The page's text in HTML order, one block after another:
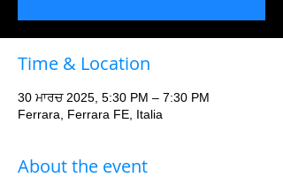
Time & Location
30 ਮਾਰਚ 2025, 5:30 PM – 7:30 PM
Ferrara, Ferrara FE, Italia
About the event